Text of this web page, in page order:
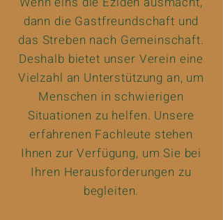
dann die Gastfreundschaft und
das Streben nach Gemeinschaft.
Deshalb bietet unser Verein eine
Vielzahl an Unterstützung an, um
Menschen in schwierigen
Situationen zu helfen. Unsere
erfahrenen Fachleute stehen
Ihnen zur Verfügung, um Sie bei
Ihren Herausforderungen zu
begleiten.